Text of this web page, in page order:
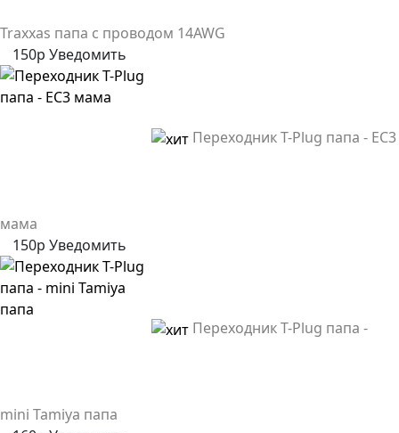
Traxxas папа с проводом 14AWG
150р Уведомить
Переходник T-Plug папа - EC3
мама
150р Уведомить
Переходник T-Plug папа -
mini Tamiya папа